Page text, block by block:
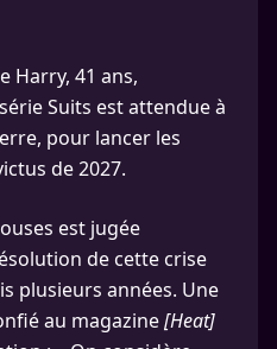
Harry, 41 ans,
Suits est attendue à
pour lancer les
de 2027.
est jugée
de cette crise
plusieurs années. Une
au magazine[Heat]